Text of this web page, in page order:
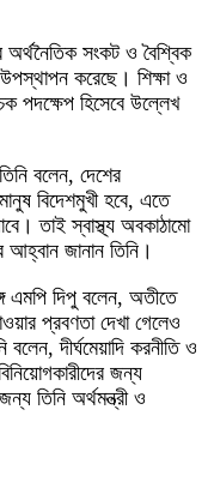
অর্থনৈতিক সংকট ও বৈশ্বিক
করেছে। শিক্ষা ও
পদক্ষেপ হিসেবে উল্লেখ
বলেন, দেশের
বিদেশমুখী হবে, এতে
তাই স্বাস্থ্য অবকাঠামো
জানান তিনি।
এমপি দিপু বলেন, অতীতে
প্রবণতা দেখা গেলেও
দীর্ঘমেয়াদি করনীতি ও
জন্য
তিনি অর্থমন্ত্রী ও